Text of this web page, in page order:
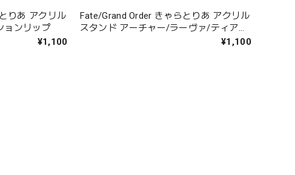
りあ アクリル
ョンリップ
¥1,100
Fate/Grand Order きゃらとりあ アクリル
スタンド アーチャー/ラーヴァ/ティアマ
¥1,100